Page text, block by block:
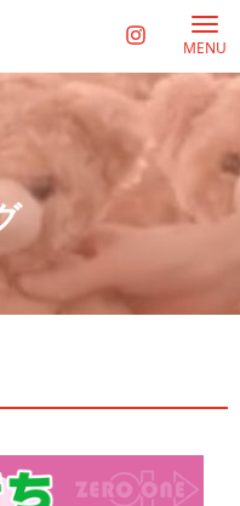
MENU